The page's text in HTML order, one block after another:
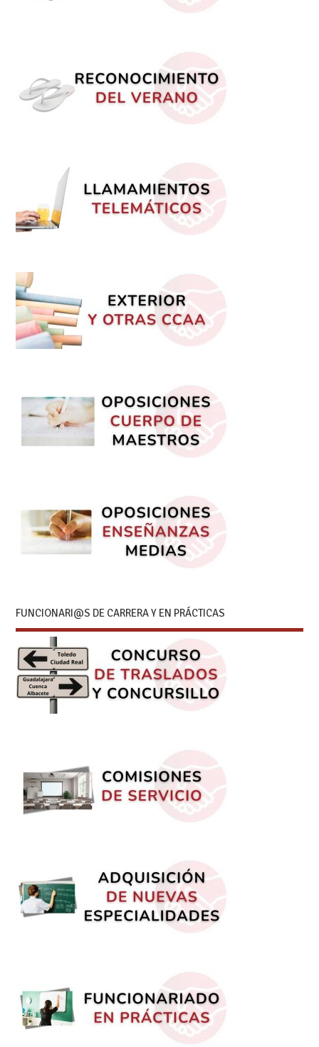
FUNCIONARI@S DE CARRERA Y EN PRÁCTICAS